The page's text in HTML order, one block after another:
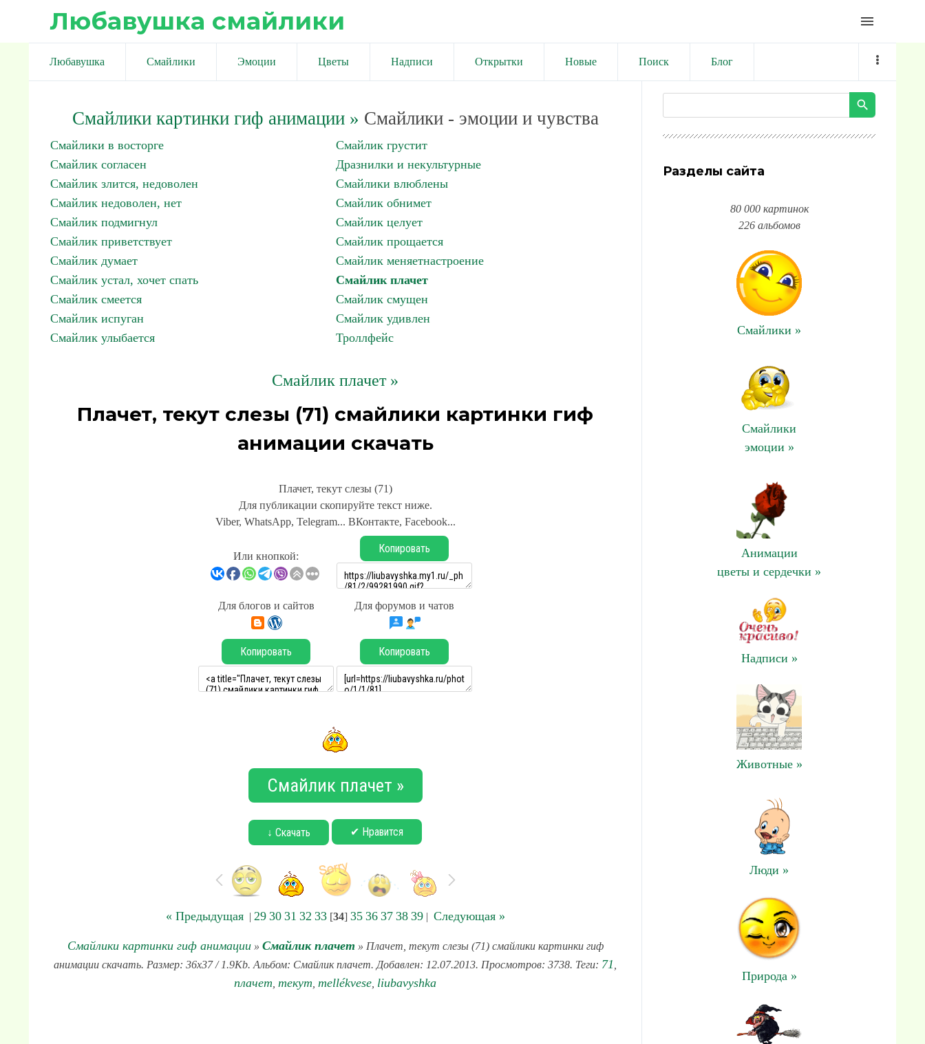
Любавушка смайлики menu
Любавушка Смайлики Эмоции Цветы Надписи Открытки Новые Поиск Блог
Смайлики картинки гиф анимации» Смайлики - эмоции и чувства
Смайлики в восторге
Смайлик грустит
Смайлик согласен
Дразнилки и некультурные
Смайлик злится, недоволен
Смайлики влюблены
Смайлик недоволен, нет
Смайлик обнимет
Смайлик подмигнул
Смайлик целует
Смайлик приветствует
Смайлик прощается
Смайлик думает
Смайлик меняетнастроение
Смайлик устал, хочет спать
Смайлик плачет
Смайлик смеется
Смайлик смущен
Смайлик испуган
Смайлик удивлен
Смайлик улыбается
Троллфейс
Смайлик плачет »
Плачет, текут слезы (71) смайлики картинки гиф
анимации скачать
Плачет, текут слезы (71)
Для публикации скопируйте текст ниже.
Viber, WhatsApp, Telegram... ВКонтакте, Facebook...
Или кнопкой:
Копировать
Для блогов и сайтов Для форумов и чатов
Копировать Копировать
Смайлик плачет »
↓ Скачать ✔ Нравится
« Предыдущая| 29 30 31 32 33[34] 35 36 37 38 39| Следующая »
Смайлики картинки гиф анимации» Смайлик плачет » Плачет, текут слезы (71) смайлики картинки гиф
анимации скачать. Размер: 36x37 / 1.9Kb. Альбом: Смайлик плачет. Добавлен: 12.07.2013. Просмотров: 3738. Теги: 71
плачет текут mellékvese liubavyshka
Разделы сайта
80 000 картинок
226 альбомов
Смайлики »
Смайлики
эмоции »
Анимации
цветы и сердечки »
Надписи »
Животные »
Люди »
Природа »